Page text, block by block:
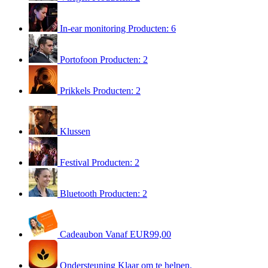
In-ear monitoring Producten: 6
Portofoon Producten: 2
Prikkels Producten: 2
Klussen
Festival Producten: 2
Bluetooth Producten: 2
Cadeaubon Vanaf EUR99,00
Ondersteuning Klaar om te helpen.